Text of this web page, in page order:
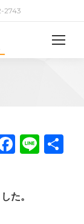
2743
Line
た。